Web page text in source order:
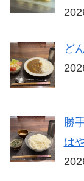
ど
勝
は